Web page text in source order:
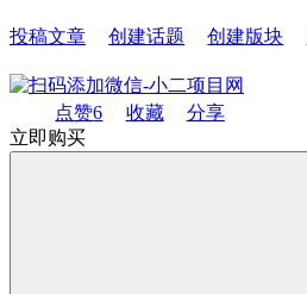
投稿文章 创建话题 创建版块
点赞6 收藏
分享
立即购买